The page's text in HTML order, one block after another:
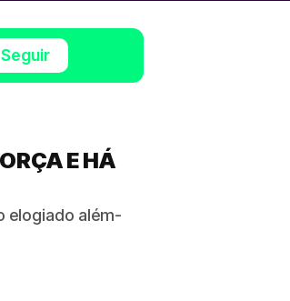
Seguir
E HÁ
elogiado além-